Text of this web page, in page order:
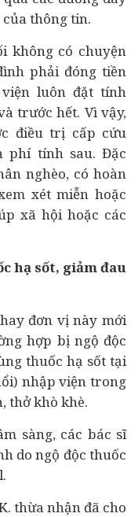
thông tin.
không có chuyện
phải đóng tiền
luôn đặt tính
trước hết. Vì vậy,
điều trị cấp cứu
phí tính sau. Đặc
nghèo, có hoàn
xét miễn hoặc
xã hội hoặc các
hạ sốt, giảm đau
đơn vị này mới
hợp bị ngộ độc
thuốc hạ sốt tại
nhập viện trong
thở khò khè.
sàng, các bác sĩ
do ngộ độc thuốc
thừa nhận đã cho